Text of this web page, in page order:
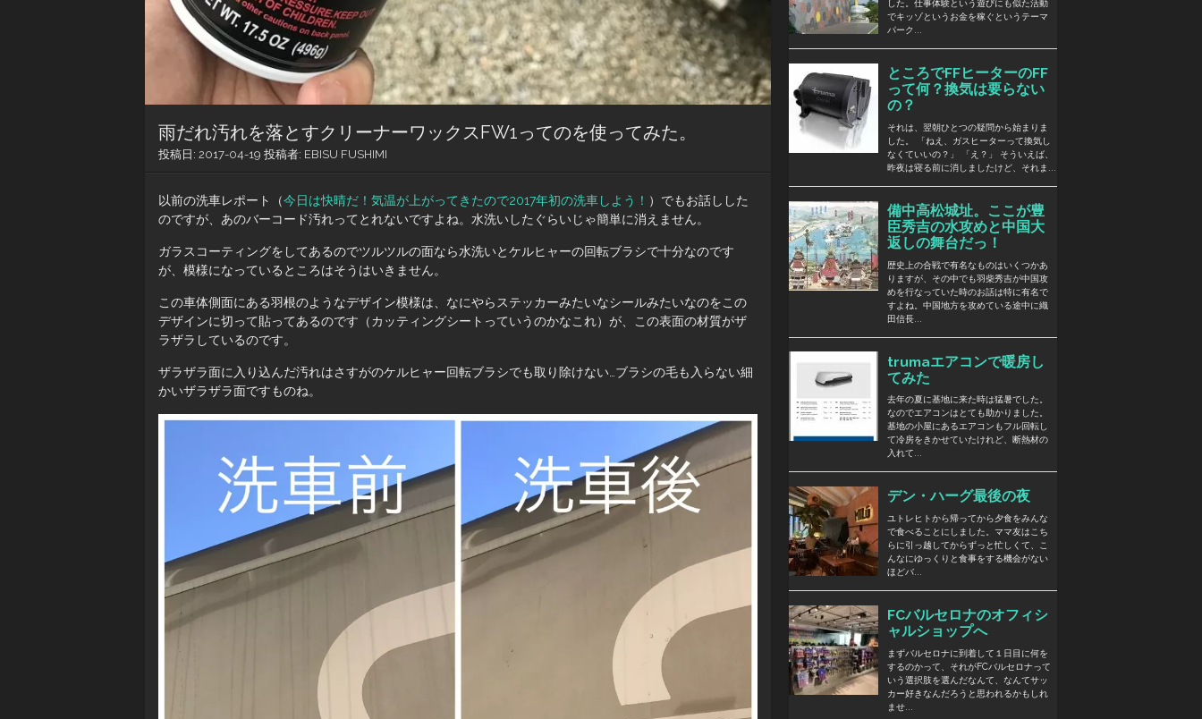
雨だれ汚れを落とすクリーナーワックスFW1ってのを使ってみた。
投稿日: 2017-04-19 投稿者: EBISU FUSHIMI
以前の洗車レポート（今日は快晴だ！気温が上がってきたので2017年初の洗車しよう！ ）でもお話しした
のですが、あのバーコード汚れってとれないですよね。水洗いしたぐらいじゃ簡単に消えません。
ガラスコーティングをしてあるのでツルツルの面なら水洗いとケルヒャーの回転ブラシで十分なのです
が、模様になっているところはそうはいきません。
この車体側面にある羽根のようなデザイン模様は、なにやらステッカーみたいなシールみたいなのをこの
デザインに切って貼ってあるのです（カッティングシートっていうのかなこれ）が、この表面の材質がザ
ラザラしているのです。
ザラザラ面に入り込んだ汚れはさすがのケルヒャー回転ブラシでも取り除けない…ブラシの毛も入らない細
かいザラザラ面ですものね。